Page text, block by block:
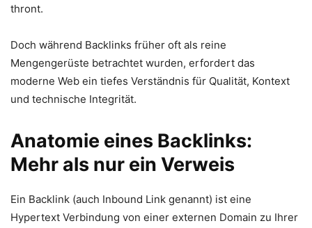
thront.
Doch während Backlinks früher oft als reine
Mengengerüste betrachtet wurden, erfordert das
moderne Web ein tiefes Verständnis für Qualität, Kontext
und technische Integrität.
Anatomie eines Backlinks:
Mehr als nur ein Verweis
Ein Backlink (auch Inbound Link genannt) ist eine
Hypertext Verbindung von einer externen Domain zu Ihrer